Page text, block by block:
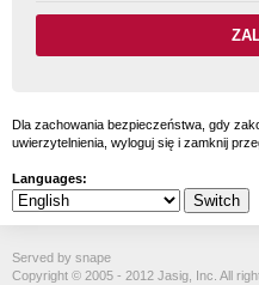
Dla zachowania bezpieczeństwa, gdy
uwierzytelnienia, wyloguj się i zamknij
Languages:
Served by snape
Copyright © 2005 - 2012 Jasig, Inc. All